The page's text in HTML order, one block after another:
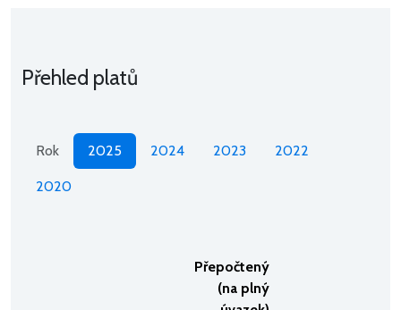
Přehled platů
Rok 2025 2024 2023 2022
2020
Přepočtený
(na plný